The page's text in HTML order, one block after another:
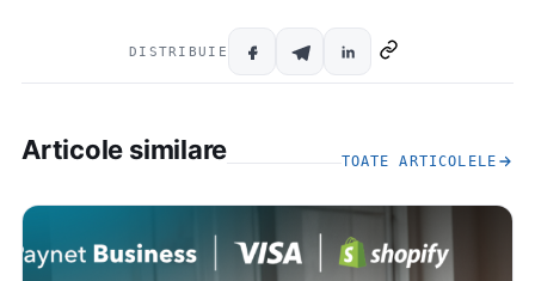
DISTRIBUIE
Articole similare TOATE ARTICOLELE